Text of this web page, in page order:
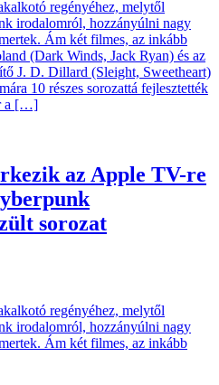
regényéhez, melytől
irodalomról, hozzányúlni nagy
Ám két filmes, az inkább
(Dark Winds, Jack Ryan) és az
J. D. Dillard (Sleight, Sweetheart)
10 részes sorozattá fejlesztették
a […]
az Apple TV-re
sorozat
regényéhez, melytől
irodalomról, hozzányúlni nagy
Ám két filmes, az inkább